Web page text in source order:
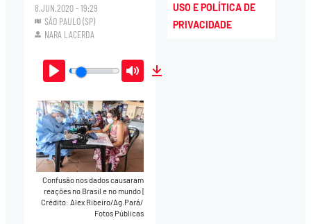
8.JUN.2020 - 19:29
SÃO PAULO (SP)
NARA LACERDA
Play Mute
Confusão nos dados causaram
reações no Brasil e no mundo
Crédito: Alex Ribeiro/Ag.Pará/
Fotos Públicas
USO E POLÍTICA DE
PRIVACIDADE